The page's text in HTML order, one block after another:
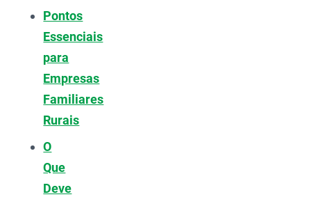
Pontos
Essenciais
para
Empresas
Familiares
Rurais
O
Que
Deve